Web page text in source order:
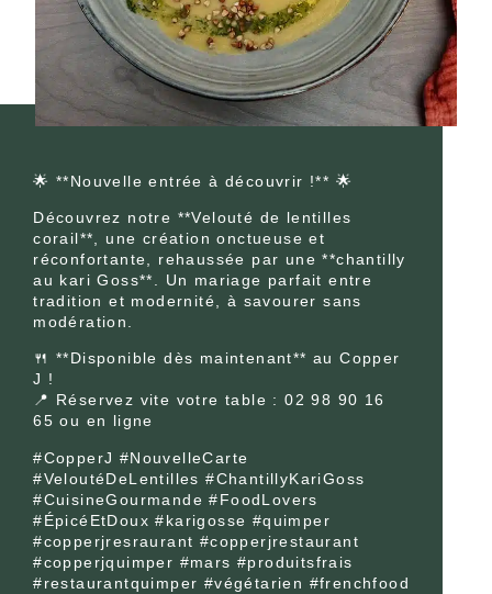
🌟 **Nouvelle entrée à découvrir !** 🌟
Découvrez notre **Velouté de lentilles
corail**, une création onctueuse et
réconfortante, rehaussée par une **chantilly
au kari Goss**. Un mariage parfait entre
tradition et modernité, à savourer sans
modération.
🍴 **Disponible dès maintenant** au Copper
J !
📍 Réservez vite votre table : 02 98 90 16
65 ou en ligne
#CopperJ #NouvelleCarte
#VeloutéDeLentilles #ChantillyKariGoss
#CuisineGourmande #FoodLovers
#ÉpicéEtDoux #karigosse #quimper
#copperjresraurant #copperjrestaurant
#copperjquimper #mars #produitsfrais
#restaurantquimper #végétarien #frenchfood